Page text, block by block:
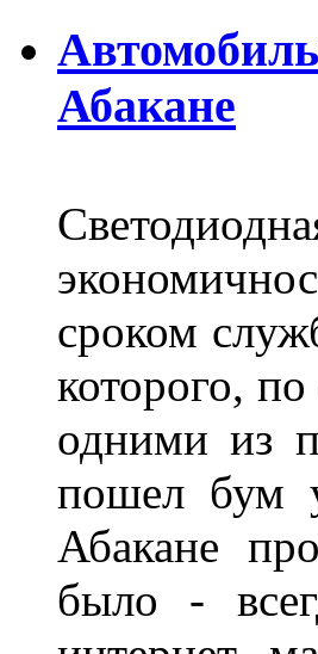
Абакане
сроком
которого,
одними из
пошел бум
Абакане
было -